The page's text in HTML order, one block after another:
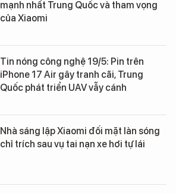
mạnh nhất Trung Quốc và tham vọng
của Xiaomi
Tin nóng công nghệ 19/5: Pin trên
iPhone 17 Air gây tranh cãi, Trung
Quốc phát triển UAV vẫy cánh
Nhà sáng lập Xiaomi đối mặt làn sóng
chỉ trích sau vụ tai nạn xe hơi tự lái